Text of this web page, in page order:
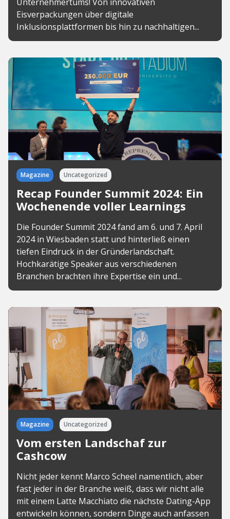
Eisverpackungen über digitale
Inklusionsplattformen bis hin zu nachhaltigen...
Magazine Uncategorized
Recap Founder Summit 2024: Ein
Wochenende voller Learnings
Die Founder Summit 2024 fand am 6. und 7. April
2024 in Wiesbaden statt und hinterließ einen
tiefen Eindruck in der Gründerlandschaft.
Hochkarätige Speaker aus verschiedenen
Branchen brachten ihre Expertise ein und...
Magazine Uncategorized
Vom ersten Landschaf zur
Cashcow
Nicht jeder kennt Marco Scheel namentlich, aber
fast jeder in der Branche weiß, dass wir nicht alle
mit einem Latte Macchiato die nächste Dating-App
entwickeln können, sondern Dinge auch anfassen